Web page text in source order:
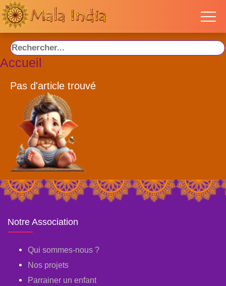
Accueil
Pas d'article trouvé
Notre Association
Qui sommes-nous ?
Nos projets
Parrainer un enfant